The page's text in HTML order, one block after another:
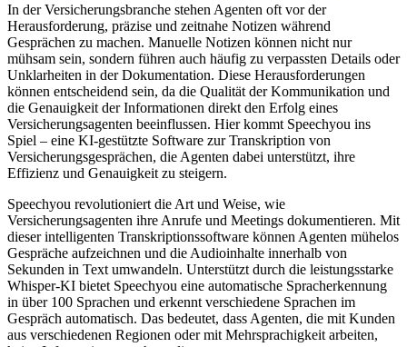
In der Versicherungsbranche stehen Agenten oft vor der
Herausforderung, präzise und zeitnahe Notizen während
Gesprächen zu machen. Manuelle Notizen können nicht nur
mühsam sein, sondern führen auch häufig zu verpassten Details oder
Unklarheiten in der Dokumentation. Diese Herausforderungen
können entscheidend sein, da die Qualität der Kommunikation und
die Genauigkeit der Informationen direkt den Erfolg eines
Versicherungsagenten beeinflussen. Hier kommt Speechyou ins
Spiel – eine KI-gestützte Software zur Transkription von
Versicherungsgesprächen, die Agenten dabei unterstützt, ihre
Effizienz und Genauigkeit zu steigern.
Speechyou revolutioniert die Art und Weise, wie
Versicherungsagenten ihre Anrufe und Meetings dokumentieren. Mit
dieser intelligenten Transkriptionssoftware können Agenten mühelos
Gespräche aufzeichnen und die Audioinhalte innerhalb von
Sekunden in Text umwandeln. Unterstützt durch die leistungsstarke
Whisper-KI bietet Speechyou eine automatische Spracherkennung
in über 100 Sprachen und erkennt verschiedene Sprachen im
Gespräch automatisch. Das bedeutet, dass Agenten, die mit Kunden
aus verschiedenen Regionen oder mit Mehrsprachigkeit arbeiten,